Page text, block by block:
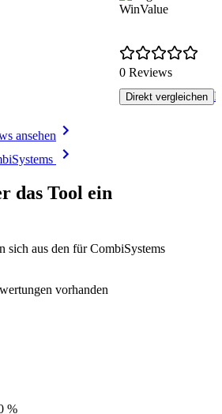
ansehen
WinValue
0 Reviews
Direkt vergleichen
das Tool ein
sich aus den für CombiSystems
vorhanden
%